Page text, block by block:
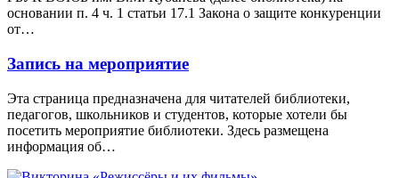
основании п. 4 ч. 1 статьи 17.1 Закона о защите конкуренции
от…
Запись на мероприятие
Эта страница предназначена для читателей библиотеки,
педагогов, школьников и студентов, которые хотели бы
посетить мероприятие библиотеки. Здесь размещена
информация об…